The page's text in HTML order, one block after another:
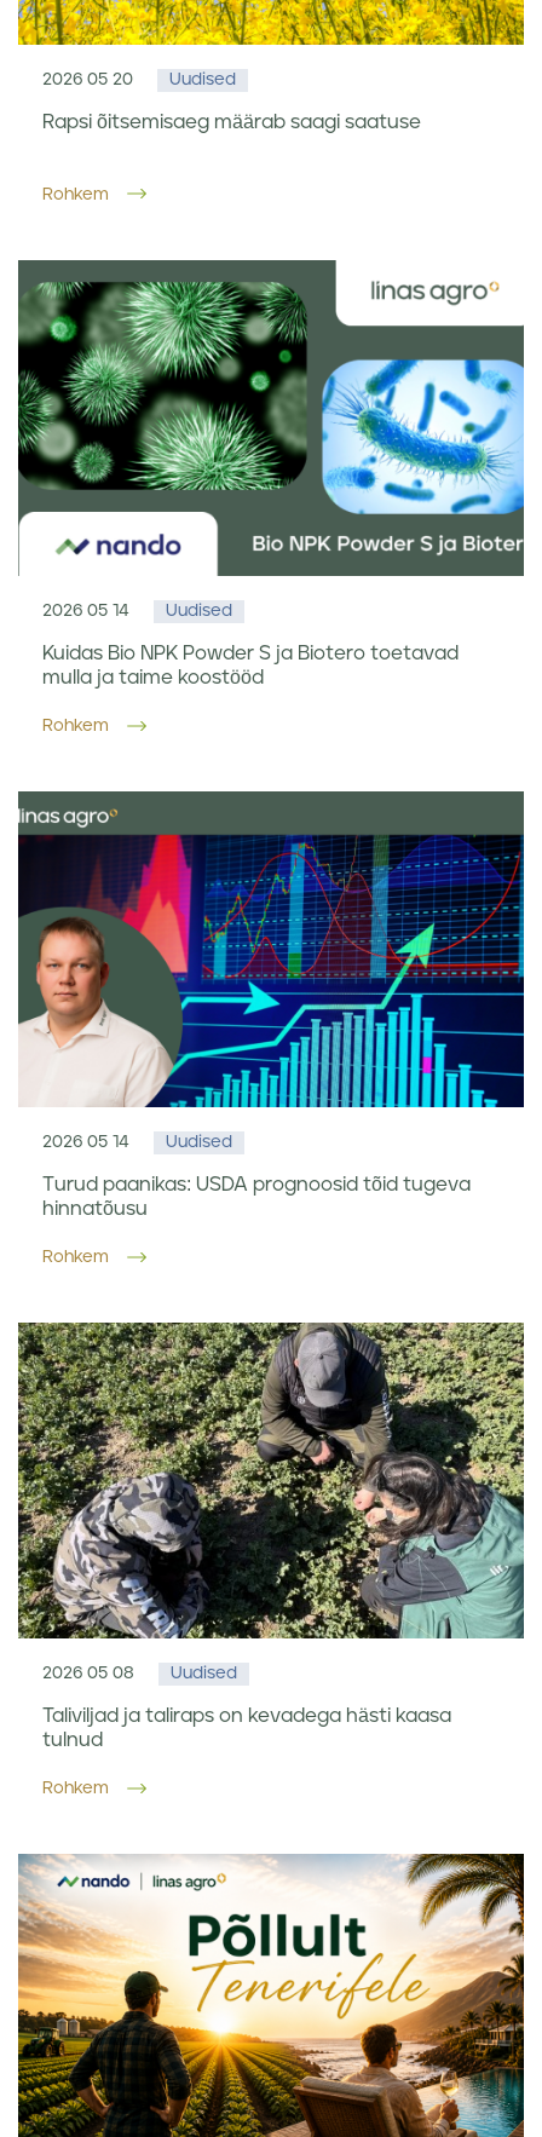
2026 05 20 Uudised
Rapsi õitsemisaeg määrab saagi saatuse
Rohkem
2026 05 14 Uudised
Kuidas Bio NPK Powder S ja Biotero toetavad
mulla ja taime koostööd
Rohkem
2026 05 14 Uudised
Turud paanikas: USDA prognoosid tõid tugeva
hinnatõusu
Rohkem
2026 05 08 Uudised
Taliviljad ja taliraps on kevadega hästi kaasa
tulnud
Rohkem